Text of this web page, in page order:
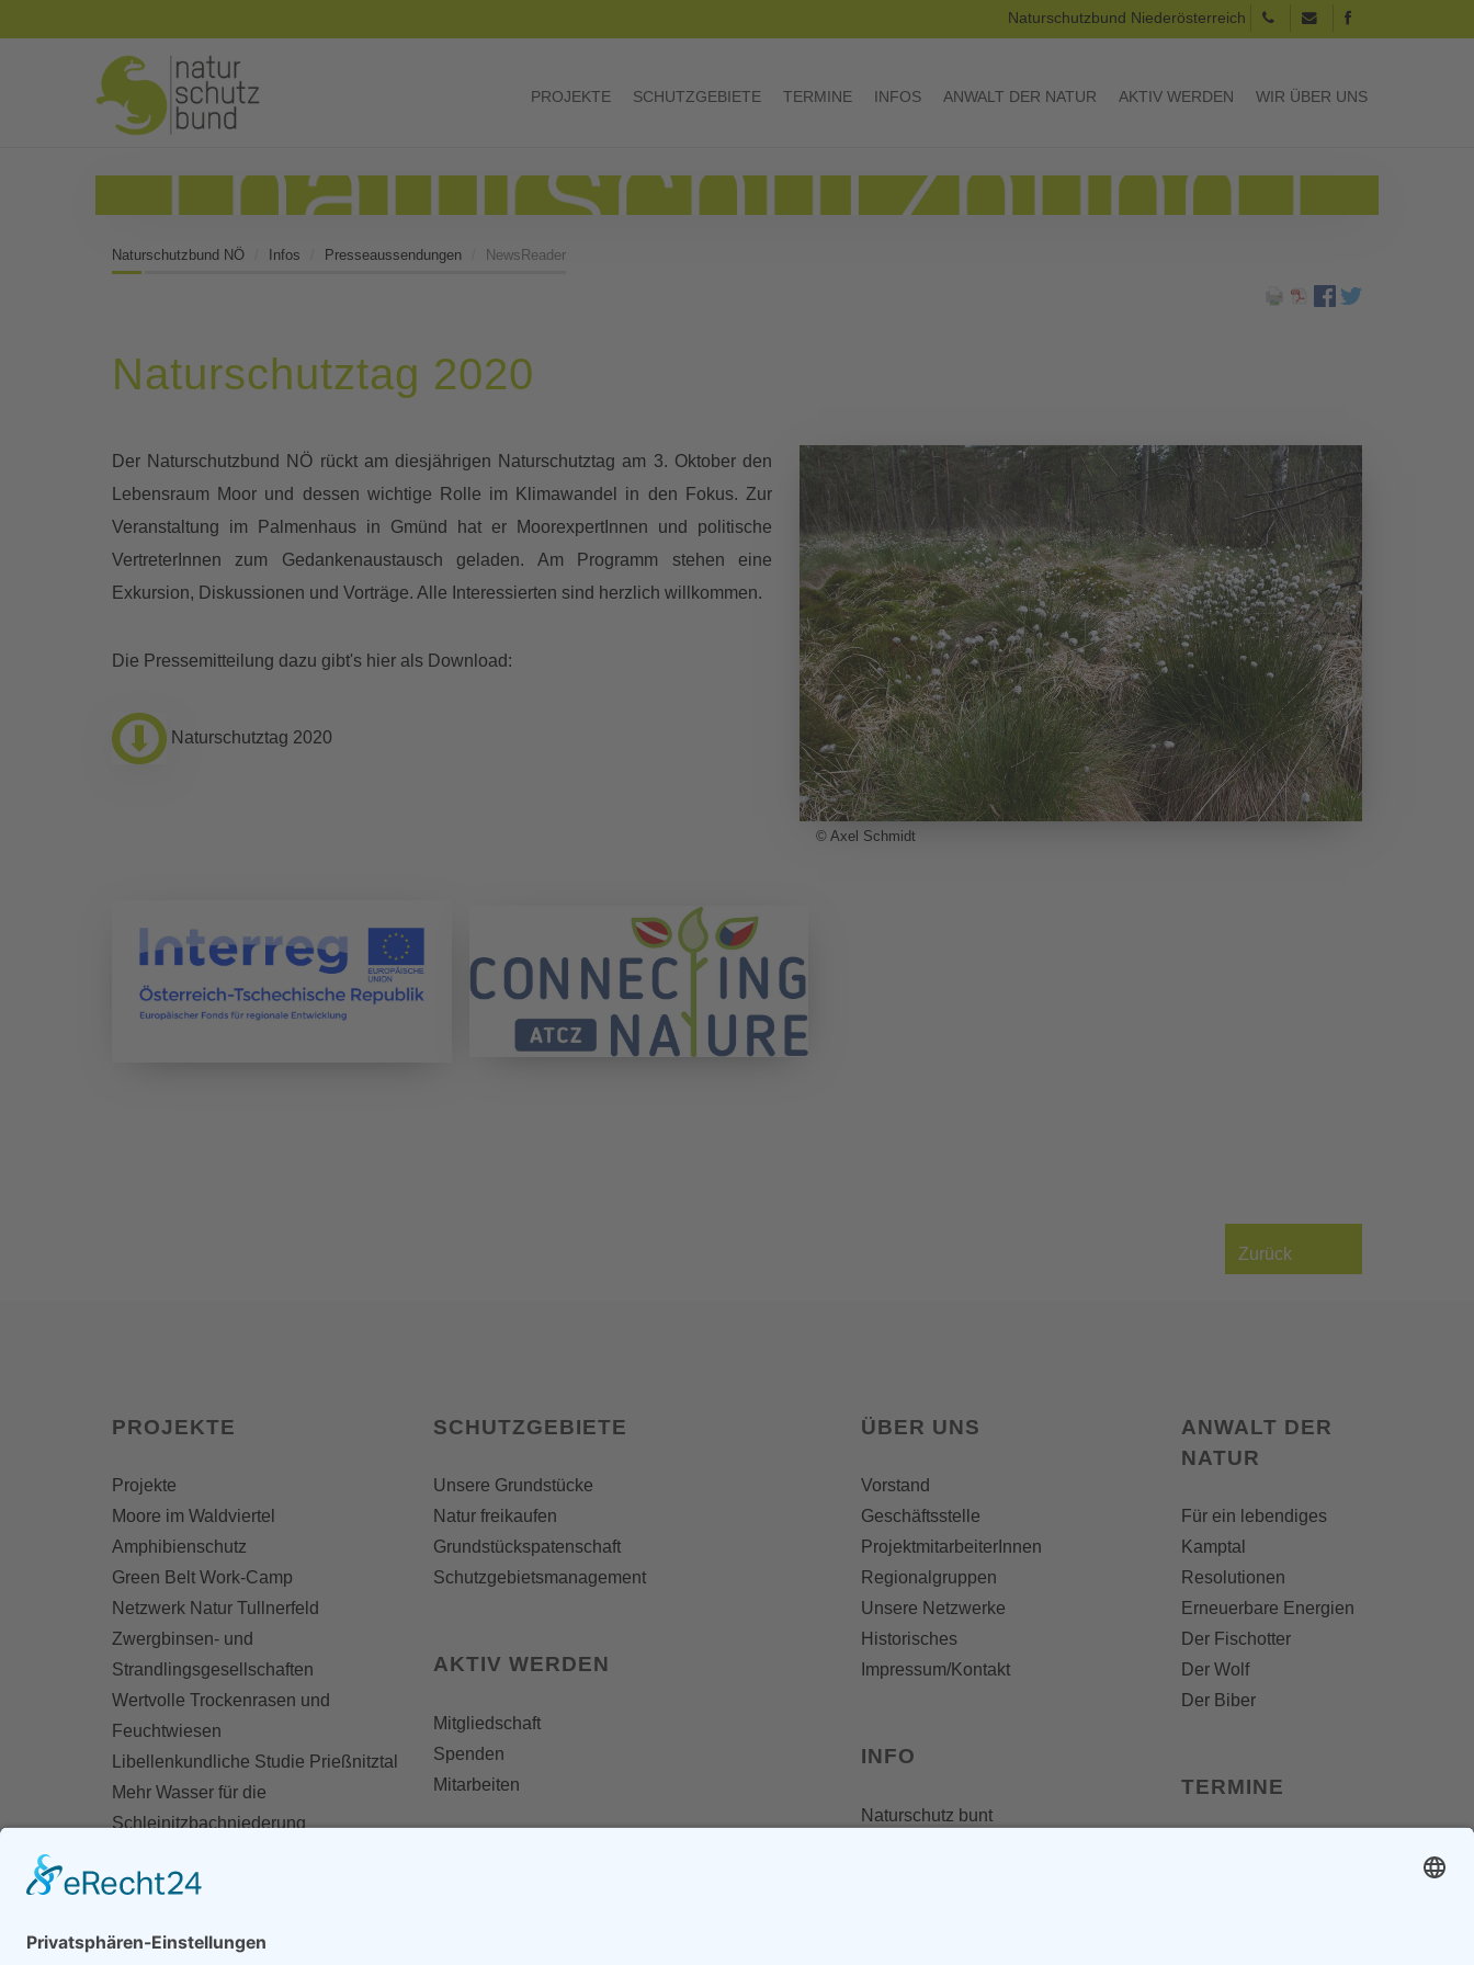
Naturschutzbund Niederösterreich
PROJEKTE SCHUTZGEBIETE TERMINE INFOS ANWALT DER NATUR AKTIV WERDEN WIR ÜBER UNS
Naturschutzbund NÖ Infos Presseaussendungen NewsReader
Naturschutztag 2020
© Axel Schmidt
Der Naturschutzbund NÖ rückt am diesjährigen Naturschutztag am 3. Oktober den
Lebensraum Moor und dessen wichtige Rolle im Klimawandel in den Fokus. Zur
Veranstaltung im Palmenhaus in Gmünd hat er MoorexpertInnen und politische
VertreterInnen zum Gedankenaustausch geladen. Am Programm stehen eine
Exkursion, Diskussionen und Vorträge. Alle Interessierten sind herzlich willkommen.
Die Pressemitteilung dazu gibt's hier als Download:
Naturschutztag 2020
Zurück
PROJEKTE
Projekte
Moore im Waldviertel
Amphibienschutz
Green Belt Work-Camp
Netzwerk Natur Tullnerfeld
Zwergbinsen- und
Strandlingsgesellschaften
Wertvolle Trockenrasen und
Feuchtwiesen
Libellenkundliche Studie Prießnitztal
Mehr Wasser für die
Schleinitzbachniederung
Moorflächen
Ebene
SCHUTZGEBIETE
Unsere Grundstücke
Natur freikaufen
Grundstückspatenschaft
Schutzgebietsmanagement
AKTIV WERDEN
Mitgliedschaft
Spenden
Mitarbeiten
ÜBER UNS
Vorstand
Geschäftsstelle
ProjektmitarbeiterInnen
Regionalgruppen
Unsere Netzwerke
Historisches
Impressum/Kontakt
INFO
Naturschutz bunt
ANWALT DER
NATUR
Für ein lebendiges
Kamptal
Resolutionen
Erneuerbare Energien
Der Fischotter
Der Wolf
Der Biber
TERMINE